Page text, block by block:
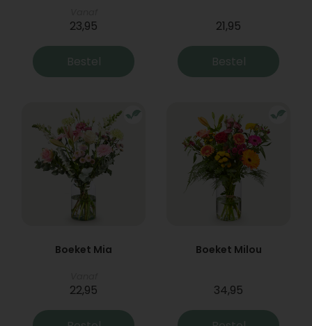
23,95
Bestel
21,95
Bestel
Boeket Mia
22,95
Boeket Milou
34,95